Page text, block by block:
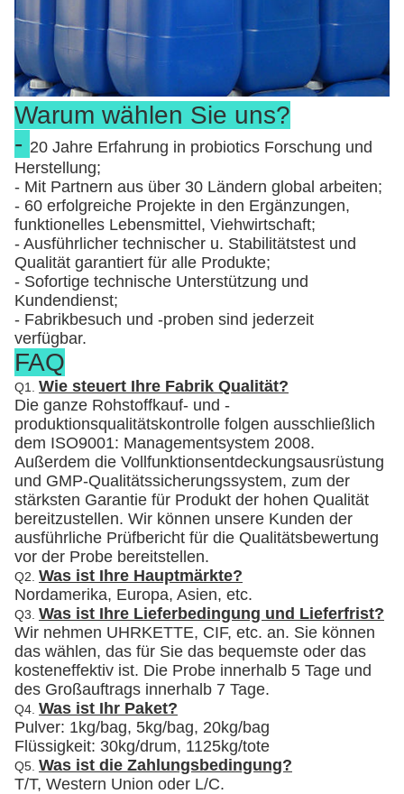
Warum wählen Sie uns?
- 20 Jahre Erfahrung in probiotics Forschung und
Herstellung;
- Mit Partnern aus über 30 Ländern global arbeiten;
- 60 erfolgreiche Projekte in den Ergänzungen,
funktionelles Lebensmittel, Viehwirtschaft;
- Ausführlicher technischer u. Stabilitätstest und
Qualität garantiert für alle Produkte;
- Sofortige technische Unterstützung und
Kundendienst;
- Fabrikbesuch und -proben sind jederzeit
verfügbar.
FAQ
Q1. Wie steuert Ihre Fabrik Qualität?
Die ganze Rohstoffkauf- und -
produktionsqualitätskontrolle folgen ausschließlich
dem ISO9001: Managementsystem 2008.
Außerdem die Vollfunktionsentdeckungsausrüstung
und GMP-Qualitätssicherungssystem, zum der
stärksten Garantie für Produkt der hohen Qualität
bereitzustellen. Wir können unsere Kunden der
ausführliche Prüfbericht für die Qualitätsbewertung
vor der Probe bereitstellen.
Q2. Was ist Ihre Hauptmärkte?
Nordamerika, Europa, Asien, etc.
Q3. Was ist Ihre Lieferbedingung und Lieferfrist?
Wir nehmen UHRKETTE, CIF, etc. an. Sie können
das wählen, das für Sie das bequemste oder das
kosteneffektiv ist. Die Probe innerhalb 5 Tage und
des Großauftrags innerhalb 7 Tage.
Q4. Was ist Ihr Paket?
Pulver: 1kg/bag, 5kg/bag, 20kg/bag
Flüssigkeit: 30kg/drum, 1125kg/tote
Q5. Was ist die Zahlungsbedingung?
T/T, Western Union oder L/C.